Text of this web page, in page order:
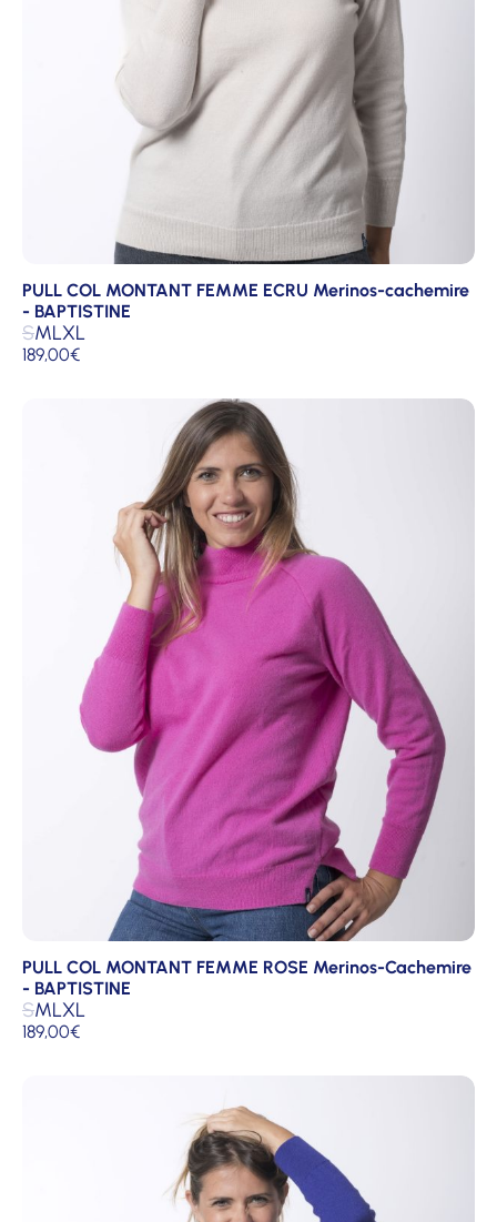
PULL COL MONTANT FEMME ECRU Merinos-cachemire
- BAPTISTINE
SMLXL
189,00€
PULL COL MONTANT FEMME ROSE Merinos-Cachemire
- BAPTISTINE
SMLXL
189,00€